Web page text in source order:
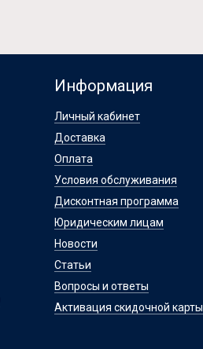
Информация
Личный кабинет
Доставка
Оплата
Условия обслуживания
Дисконтная программа
Юридическим лицам
Новости
Статьи
Вопросы и ответы
Активация скидочной карты